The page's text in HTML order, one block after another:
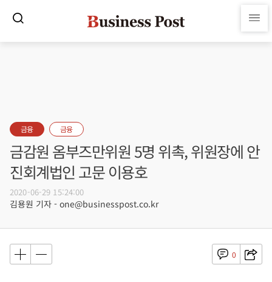
금융 금융
금감원 옴부즈만위원 5명 위촉, 위원장에 안
진회계법인 고문 이용호
2020-06-29 15:24:00
김용원 기자 - one@businesspost.co.kr
0